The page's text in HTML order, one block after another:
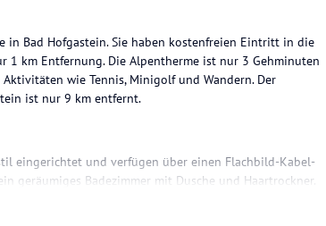
in Bad Hofgastein. Sie haben kostenfreien Eintritt in die
1 km Entfernung. Die Alpentherme ist nur 3 Gehminuten
wie Tennis, Minigolf und Wandern. Der
ist nur 9 km entfernt.
eingerichtet und verfügen über einen Flachbild-Kabel-
geräumiges Badezimmer mit Dusche und Haartrockner.
die Berge. Kostenloses WLAN ist im gesamten Hotel